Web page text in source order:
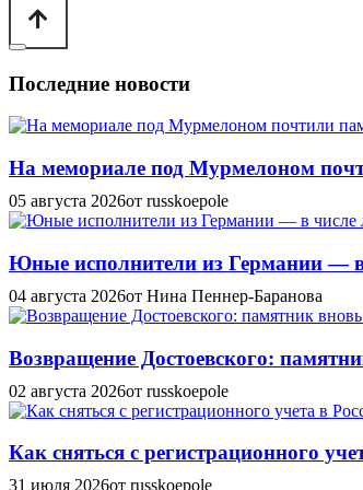
Последние новости
На мемориале под Мурмелоном
05 августа 2026от russkoepole
Юные исполнители из Германии — в
04 августа 2026от Нина Пеннер-Баранова
Возвращение Достоевского:
02 августа 2026от russkoepole
Как сняться с регистрационного
31 июля 2026от russkoepole